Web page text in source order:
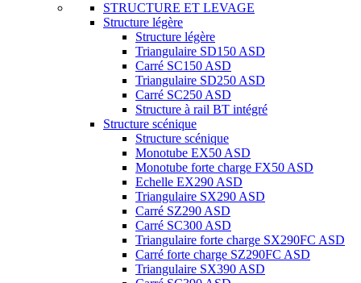
STRUCTURE ET LEVAGE
Structure légère
Structure légère
Triangulaire SD150 ASD
Carré SC150 ASD
Triangulaire SD250 ASD
Carré SC250 ASD
Structure à rail BT intégré
Structure scénique
Structure scénique
Monotube EX50 ASD
Monotube forte charge FX50 ASD
Echelle EX290 ASD
Triangulaire SX290 ASD
Carré SZ290 ASD
Carré SC300 ASD
Triangulaire forte charge SX290FC ASD
Carré forte charge SZ290FC ASD
Triangulaire SX390 ASD